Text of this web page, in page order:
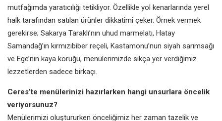
mutfağımda yaratıcılığı tetikliyor. Özellikle yol kenarlarında yerel
halk tarafından satılan ürünler dikkatimi çeker. Örnek vermek
gerekirse; Sakarya Taraklı’nın uhud marmelatı, Hatay
Samandağ’ın kırmızıbiber reçeli, Kastamonu’nun siyah sarımsağı
ve Ege’nin kaya koruğu, menülerimizde sıkça yer verdiğimiz
lezzetlerden sadece birkaçı.
Ceres’te menülerinizi hazırlarken hangi unsurlara öncelik
veriyorsunuz?
Menülerimizi oluştururken önceliğimiz her zaman tazelik ve